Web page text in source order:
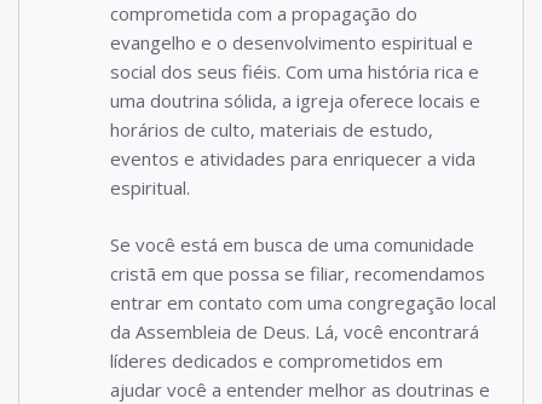
comprometida com a propagação do
evangelho e o desenvolvimento espiritual e
social dos seus fiéis. Com uma história rica e
uma doutrina sólida, a igreja oferece locais e
horários de culto, materiais de estudo,
eventos e atividades para enriquecer a vida
espiritual.
Se você está em busca de uma comunidade
cristã em que possa se filiar, recomendamos
entrar em contato com uma congregação local
da Assembleia de Deus. Lá, você encontrará
líderes dedicados e comprometidos em
ajudar você a entender melhor as doutrinas e